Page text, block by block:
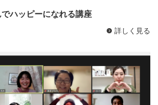
ハッピーになれる講座
詳しく見る